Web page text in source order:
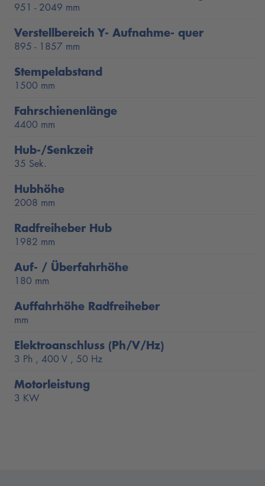
951 - 2049 mm
Verstellbereich Y- Aufnahme- quer
895 - 1857 mm
Stempelabstand
1500 mm
Fahrschienenlänge
4400 mm
Hub-/Senkzeit
35 Sek.
Hubhöhe
2008 mm
Radfreiheber Hub
1982 mm
Auf- / Überfahrhöhe
180 mm
Auffahrhöhe Radfreiheber
mm
Elektroanschluss (Ph/V/Hz)
3 Ph , 400 V , 50 Hz
Motorleistung
3 KW